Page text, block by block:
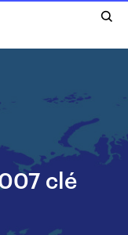
clé